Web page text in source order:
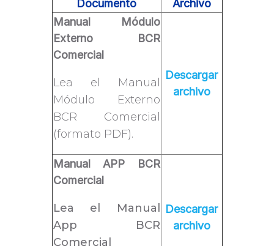
Documento
Archivo
Manual Módulo
Externo BCR
Comercial
Lea el Manual
Módulo Externo
BCR Comercial
(formato PDF).
Descargar
archivo
Manual APP BCR
Comercial
Lea el Manual
App BCR
Comercial
Descargar
archivo